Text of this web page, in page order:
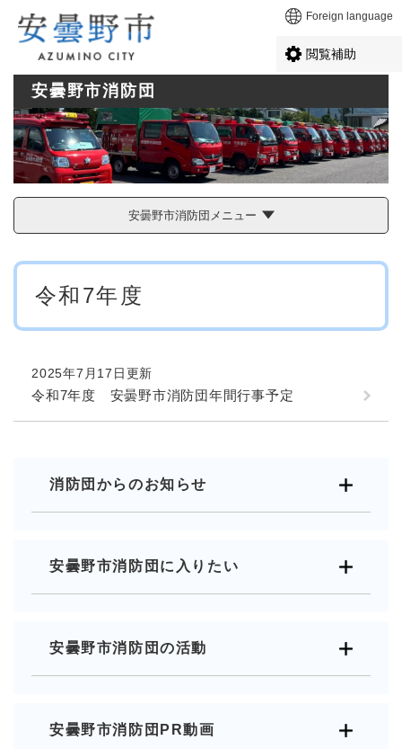
メニューを飛ばして本文へ Foreign language
閲覧補助
安曇野市消防団
安曇野市消防団メニュー
本
令和7年度
2025年7月17日更新
令和7年度 安曇野市消防団年間行事予定
消防団からのお知らせ
安曇野市消防団に入りたい
安曇野市消防団の活動
安曇野市消防団PR動画